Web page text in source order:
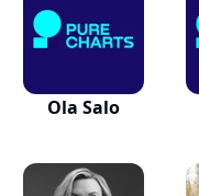
Ola Salo